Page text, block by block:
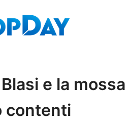
e la
contenti